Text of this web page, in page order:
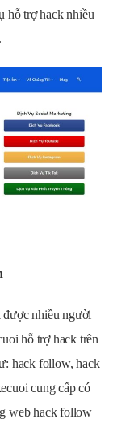
hỗ trợ hack nhiều
nhiều người
hỗ trợ hack trên
hack follow, hack
cung cấp có
web hack follow